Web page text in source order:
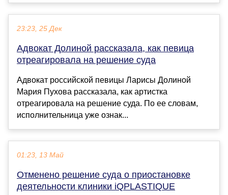
23:23, 25 Дек
Адвокат Долиной рассказала, как певица
отреагировала на решение суда
Адвокат российской певицы Ларисы Долиной
Мария Пухова рассказала, как артистка
отреагировала на решение суда. По ее словам,
исполнительница уже ознак...
01:23, 13 Май
Отменено решение суда о приостановке
деятельности клиники iQPLASTIQUE